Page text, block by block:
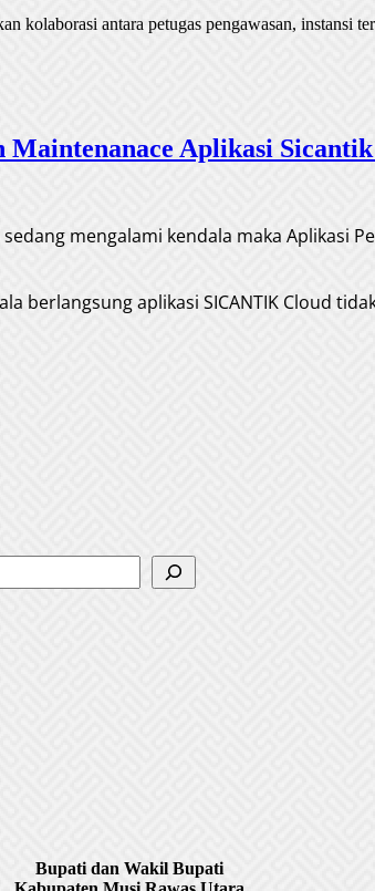
kolaborasi antara petugas pengawasan, instansi
Maintenanace Aplikasi
mengalami kendala maka Aplikasi
berlangsung aplikasi SICANTIK Cloud
Bupati dan Wakil Bupati